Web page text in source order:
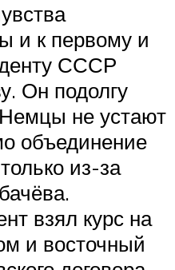
и к первому и
СССР
Он подолгу
не устают
объединение
из-за
взял курс на
и восточный